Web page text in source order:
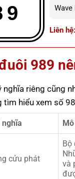
Liên
989
riêng cũng
tìm hiểu xem số
nghĩa
cửu phát
Bộ
và